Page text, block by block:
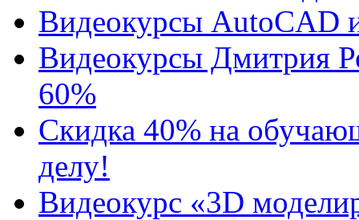
Видеокурсы AutoCAD
Видеокурсы Дмитрия
60%
Скидка 40% на
делу!
Видеокурс «3D